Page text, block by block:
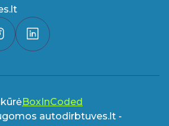
BoxInCoded
autodirbtuves.lt -